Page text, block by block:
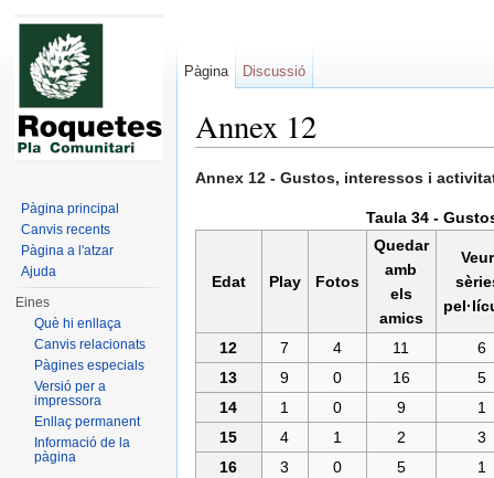
Annex 12
Annex 12 - Gustos, interessos i
Taula 34 -
Edat Play Fotos
Quedar
amb
els
amics
12 7 4 11
6
13
9 0 16
5
14
1 0 9
1
15
4 1 2
3
16
3 0 5
1
Pàgina Discussió
Pàgina principal
Canvis recents
Pàgina a l'atzar
Ajuda
Eines
Què hi enllaça
Canvis relacionats
Pàgines especials
Versió per a
impressora
Enllaç permanent
Informació de la
pàgina